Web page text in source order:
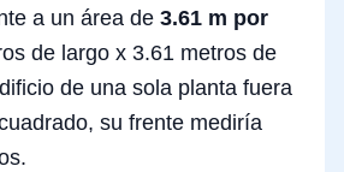
a un área de 3.61 m por
de largo x 3.61 metros de
de una sola planta fuera
su frente mediría